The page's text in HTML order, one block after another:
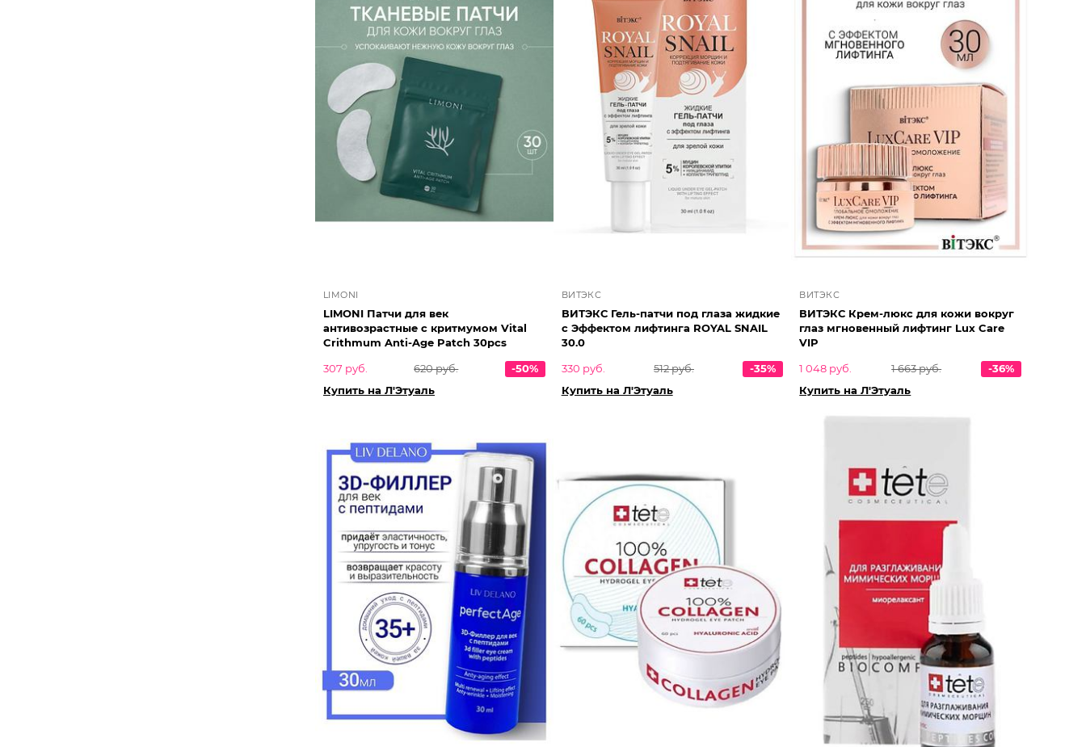
LIMONI
LIMONI Патчи для век
антивозрастные с критмумом Vital
Crithmum Anti-Age Patch 30pcs
307 руб.
620 руб.
-50%
Купить на Л'Этуаль
ВИТЭКС
ВИТЭКС Гель-патчи под глаза жидкие
с Эффектом лифтинга ROYAL SNAIL
30.0
330 руб.
512 руб.
-35%
Купить на Л'Этуаль
ВИТЭКС
ВИТЭКС Крем-люкс для кожи вокруг
глаз мгновенный лифтинг Lux Care
VIP
1 048 руб.
1 663 руб.
-36%
Купить на Л'Этуаль